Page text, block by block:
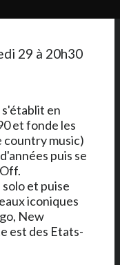
29 à 20h30
en
et fonde les
country music)
puis se
et puise
iconiques
New
est des Etats-